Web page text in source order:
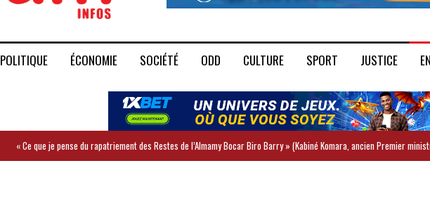
POLITIQUE ÉCONOMIE SOCIÉTÉ ODD CULTURE SPORT JUSTICE
« Ce que je pense du rapatriement des Restes de l’Almamy Bocar Biro Barry » (Kabiné Komara, ancien Premier